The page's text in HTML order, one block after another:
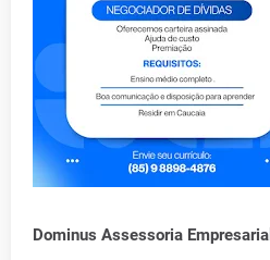
Dominus Assessoria Empresarial